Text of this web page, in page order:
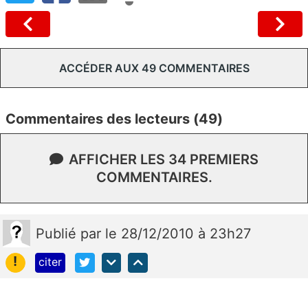
ACCÉDER AUX 49 COMMENTAIRES
Commentaires des lecteurs (49)
AFFICHER LES 34 PREMIERS
COMMENTAIRES.
Publié par le 28/12/2010 à 23h27
!
citer